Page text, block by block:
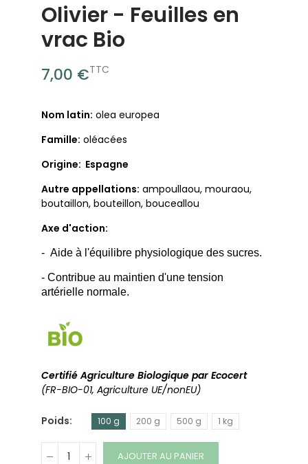
Olivier - Feuilles en
vrac Bio
7,00 €TTC
Nom latin: olea europea
Famille: oléacées
Origine: Espagne
Autre appellations: ampoullaou, mouraou,
boutaillon, bouteillon, bouceallou
Axe d'action:
- Aide à l'équilibre physiologique des sucres.
- Contribue au maintien d'une tension
artérielle normale.
Certifié Agriculture Biologique par Ecocert
(FR-BIO-01, Agriculture UE/nonEU)
Poids 100 g 200 g 500 g 1 kg
AJOUTER AU PANIER